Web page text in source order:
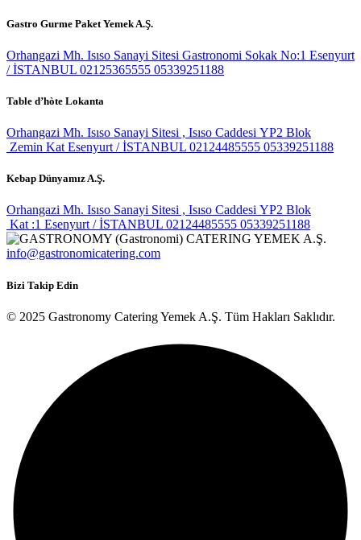
Gastro Gurme Paket Yemek A.Ş.
Orhangazi Mh. Isıso Sanayi Sitesi Gastronomi Sokak No:1 Esenyurt
/ İSTANBUL 02125365555 05339251188
Table d’hòte Lokanta
Orhangazi Mh. Isıso Sanayi Sitesi , Isıso Caddesi YP2 Blok
Zemin Kat Esenyurt / İSTANBUL 02124485555 05339251188
Kebap Dünyamız A.Ş.
Orhangazi Mh. Isıso Sanayi Sitesi , Isıso Caddesi YP2 Blok
Kat :1 Esenyurt / İSTANBUL 02124485555 05339251188
info@gastronomicatering.com
Bizi Takip Edin
© 2025 Gastronomy Catering Yemek A.Ş. Tüm Hakları Saklıdır.